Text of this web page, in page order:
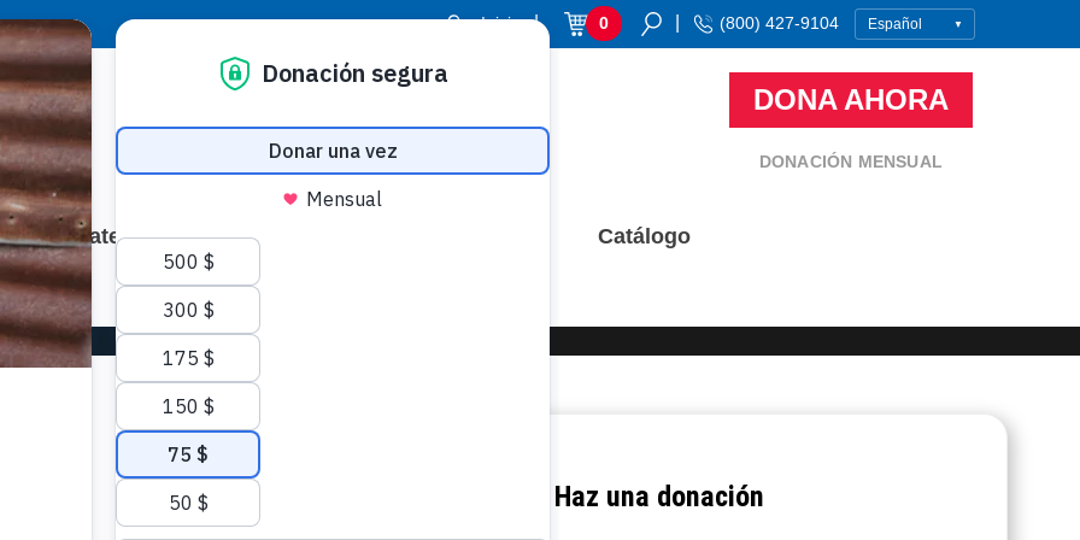
Inicio | 0 (800) 427-9104
DONA AHORA
DONACIÓN MENSUAL
Involúcrate Mantente en Contacto Catálogo
en
Haz una donación